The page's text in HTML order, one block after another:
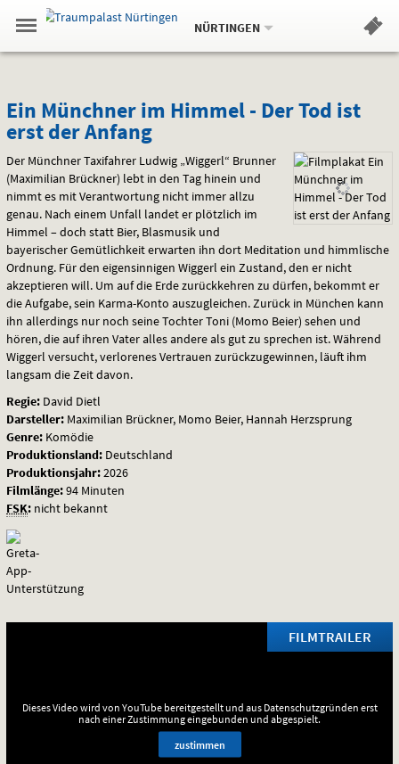
Springe
zum
,zum
.
Navigation
Gehe
zur
Standortauswahl
Standort:
NÜRTINGEN.
Hinweis
Ein
Münchner
im
Himmel
-
Der
Tod
ist
erst
der
Anfang
Ein Münchner im Himmel - Der Tod ist
erst der Anfang
Der Münchner Taxifahrer Ludwig „Wiggerl“ Brunner
(Maximilian Brückner) lebt in den Tag hinein und
nimmt es mit Verantwortung nicht immer allzu
genau. Nach einem Unfall landet er plötzlich im
Himmel – doch statt Bier, Blasmusik und
bayerischer Gemütlichkeit erwarten ihn dort Meditation und himmlische
Ordnung. Für den eigensinnigen Wiggerl ein Zustand, den er nicht
akzeptieren will. Um auf die Erde zurückkehren zu dürfen, bekommt er
die Aufgabe, sein Karma-Konto auszugleichen. Zurück in München kann
ihn allerdings nur noch seine Tochter Toni (Momo Beier) sehen und
hören, die auf ihren Vater alles andere als gut zu sprechen ist. Während
Wiggerl versucht, verlorenes Vertrauen zurückzugewinnen, läuft ihm
langsam die Zeit davon.
Regie: David Dietl
Darsteller: Maximilian Brückner, Momo Beier, Hannah Herzsprung
Genre: Komödie
Produktionsland: Deutschland
Produktionsjahr:2026
Filmlänge:94 Minuten
FSK: nicht bekannt
FILMTRAILER
Dieses Video wird von YouTube bereitgestellt und aus Datenschutzgründen erst
nach einer Zustimmung eingebunden und abgespielt.
zustimmen